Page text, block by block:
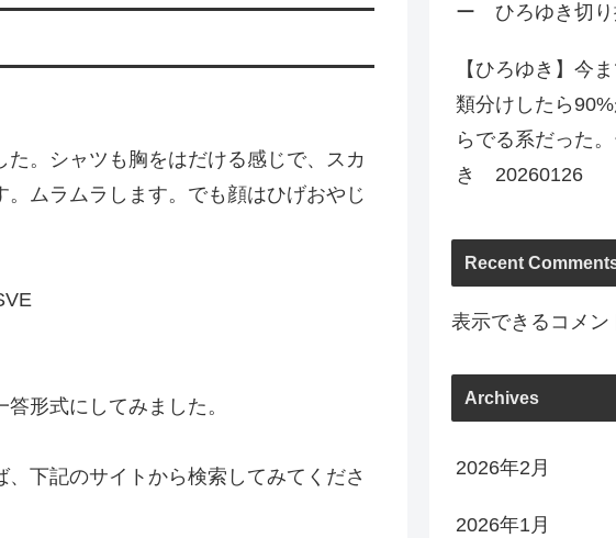
。シャツも胸をはだける感じで、スカ
ムラムラします。でも顔はひげおやじ
形式にしてみました。
下記のサイトから検索してみてくださ
ー ひろゆき切
【ひろゆき】今
類分けしたら
らでる系だった
き 20260126
Recent
表示できるコメン
Archives
2026年2月
2026年1月